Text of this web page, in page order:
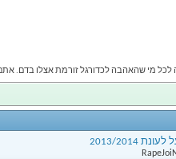
לכל מי שהאהבה לכדורגל זורמת אצלו בדם.
2013/2014